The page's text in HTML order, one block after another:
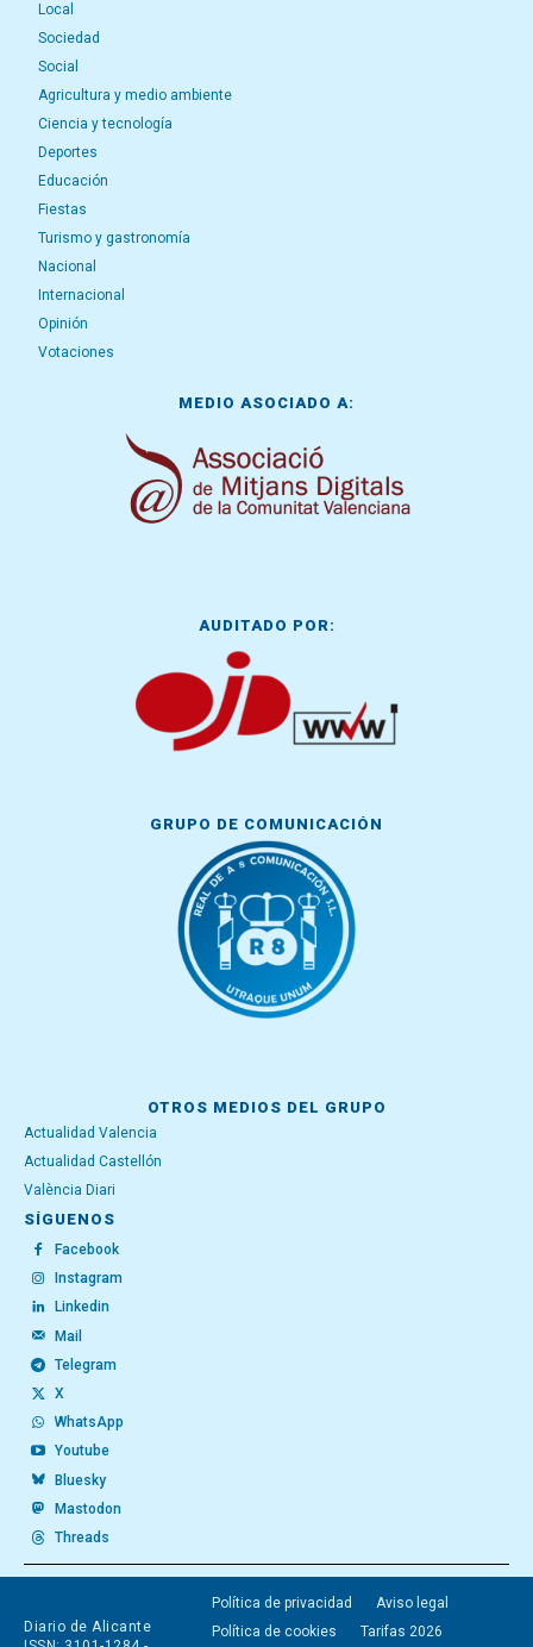
Local
Sociedad
Social
Agricultura y medio ambiente
Ciencia y tecnología
Deportes
Educación
Fiestas
Turismo y gastronomía
Nacional
Internacional
Opinión
Votaciones
MEDIO ASOCIADO A:
AUDITADO POR:
GRUPO DE COMUNICACIÓN
OTROS MEDIOS DEL GRUPO
Actualidad Valencia
Actualidad Castellón
València Diari
SÍGUENOS
Facebook
Instagram
Linkedin
Mail
Telegram
X
WhatsApp
Youtube
Bluesky
Mastodon
Threads
Diario de Alicante
Política de privacidad
Aviso legal
Política de cookies
Tarifas 2026